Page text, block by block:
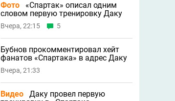
Фото
«Спартак» описал одним
словом первую тренировку Даку
Вчера, 22:15 5
Бубнов прокомментировал хейт
фанатов «Спартака» в адрес Даку
Вчера, 21:33
Видео
Даку провел первую